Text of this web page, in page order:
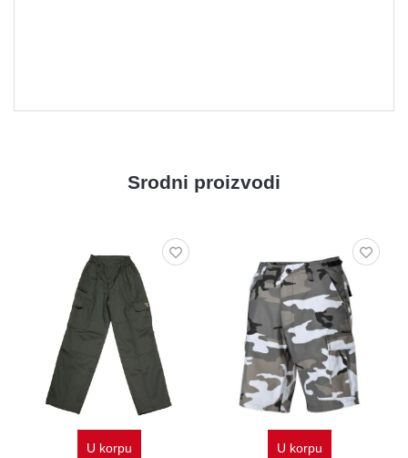
Srodni proizvodi
U korpu U korpu